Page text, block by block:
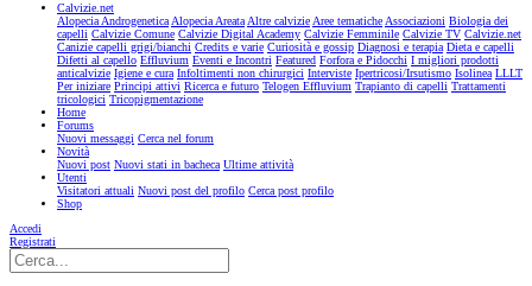
Calvizie.net
Alopecia AndrogeneticaAlopecia AreataAltre calvizieAree tematicheAssociazioni Biologia dei
capelli Calvizie Comune Calvizie Digital Academy Calvizie Femminile Calvizie TV Calvizie.net
Canizie capelli grigi/bianchi Credits e varie Curiosità e gossip Diagnosi e terapia Dieta e capelli
Difetti al capello Effluvium Eventi e Incontri Featured Forfora e Pidocchi I migliori prodotti
anticalvizie Igiene e cura Infoltimenti non chirurgici Interviste Ipertricosi/Irsutismo Isolinea LLLT
Per iniziare Principi attivi Ricerca e futuro Telogen Effluvium Trapianto di capelli Trattamenti
tricologici Tricopigmentazione
Home
Forums
Nuovi messaggi Cerca nel forum
Novità
Nuovi post Nuovi stati in bacheca Ultime attività
Utenti
Visitatori attuali Nuovi post del profilo Cerca post profilo
Shop
Accedi
Registrati